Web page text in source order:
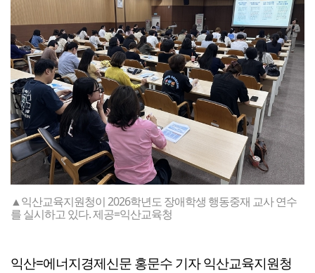
▲익산교육지원청이 2026학년도 장애학생 행동중재 교사 연수
를 실시하고 있다. 제공=익산교육청
익산=에너지경제신문 홍문수 기자 익산교육지원청